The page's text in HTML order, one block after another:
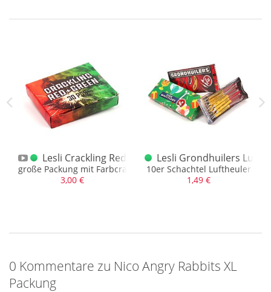
4er Lesli Crackling Red + Green XL Packung
große Packung mit Farbcrackling-Böllern
3,00 €
Lesli Grondhuilers
10er Schachtel Luftheuler
1,49 €
0 Kommentare zu Nico Angry Rabbits XL
Packung